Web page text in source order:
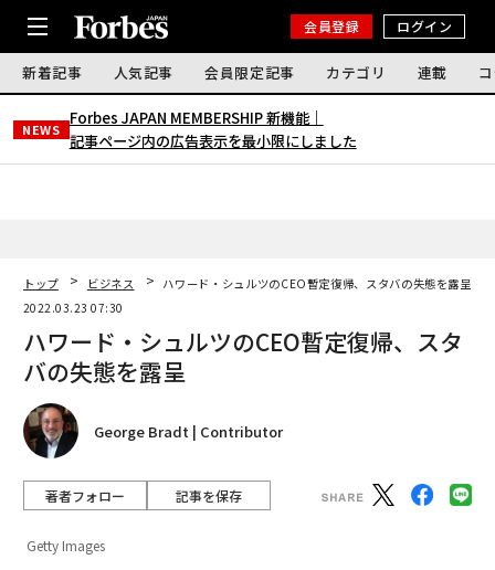
会員登録 ログイン
新着記事 人気記事 会員限定記事 カテゴリ 連載
NEWS
Forbes JAPAN MEMBERSHIP 新機能｜
記事ページ内の広告表示を最小限にしました
トップ ビジネス
ハワード・シュルツのCEO暫定復帰、スタバの失態を露呈
2022.03.23 07:30
ハワード・シュルツのCEO暫定復帰、スタ
バの失態を露呈
George Bradt | Contributor
著者フォロー 記事を保存
Getty Images